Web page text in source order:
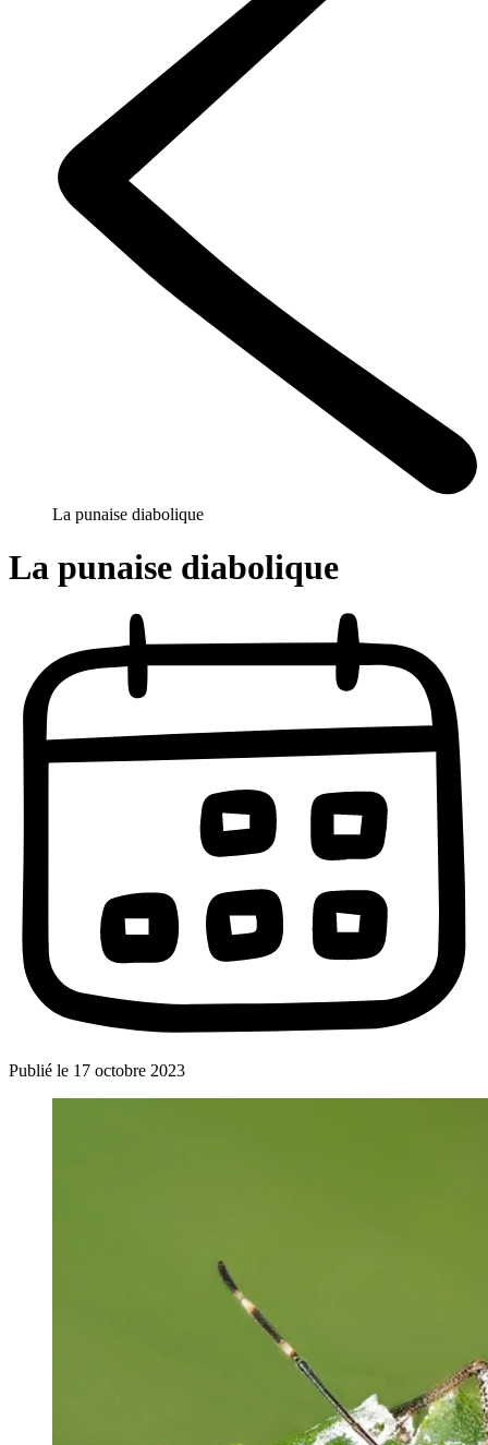
La punaise diabolique
La punaise diabolique
Publié le 17 octobre 2023